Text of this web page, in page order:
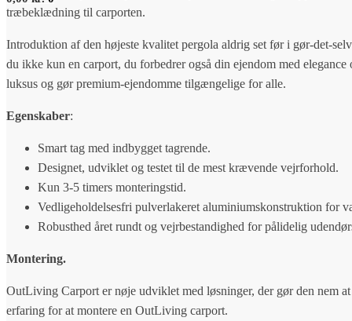
træbeklædning til carporten.
Introduktion af den højeste kvalitet pergola aldrig set før i gør-det-
du ikke kun en carport, du forbedrer også din ejendom med
luksus og gør premium-ejendomme tilgængelige for alle.
Egenskaber:
Smart tag med indbygget tagrende.
Designet, udviklet og testet til de mest krævende vejrforhold.
Kun 3-5 timers monteringstid.
Vedligeholdelsesfri pulverlakeret aluminiumskonstruktion for
Robusthed året rundt og vejrbestandighed for pålidelig
Montering.
OutLiving Carport er nøje udviklet med løsninger, der gør den nem
erfaring for at montere en OutLiving carport.